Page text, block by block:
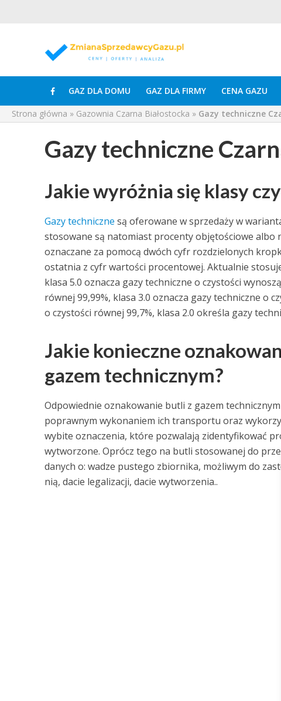
GAZ DLA DOMU GAZ DLA FIRMY CENA GAZU
Strona główna » Gazownia Czarna Białostocka » Gazy techniczne
Gazy techniczne
Jakie wyróżnia się klasy
Gazy techniczne są oferowane w sprzedaży w
stosowane są natomiast procenty objętościowe albo
oznaczane za pomocą dwóch cyfr rozdzielonych
ostatnia z cyfr wartości procentowej. Aktualnie
klasa 5.0 oznacza gazy techniczne o czystości
równej 99,99%, klasa 3.0 oznacza gazy techniczne o
o czystości równej 99,7%, klasa 2.0 określa gazy
Jakie konieczne
gazem technicznym?
Odpowiednie oznakowanie butli z gazem
poprawnym wykonaniem ich transportu oraz
wybite oznaczenia, które pozwalają zidentyfikować
wytworzone. Oprócz tego na butli stosowanej do
danych o: wadze pustego zbiornika, możliwym do
nią, dacie legalizacji, dacie wytworzenia..